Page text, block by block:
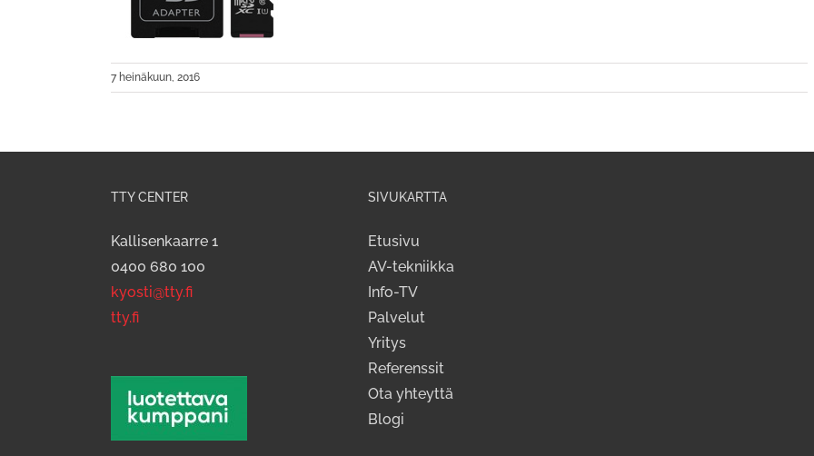
7 heinäkuun, 2016
TTY CENTER
Kallisenkaarre 1
0400 680 100
kyosti@tty.fi
tty.fi
SIVUKARTTA
Etusivu
AV-tekniikka
Info-TV
Palvelut
Yritys
Referenssit
Ota yhteyttä
Blogi